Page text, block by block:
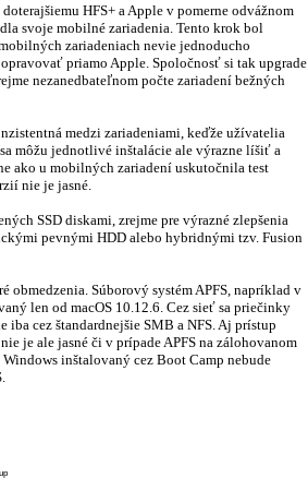
HFS+ a Apple v pomerne odvážnom
svoje mobilné zariadenia. Tento krok bol
zariadeniach nevie jednoducho
priamo Apple. Spoločnosť si tak upgrade
nezanedbateľnom počte zariadení bežných
medzi zariadeniami, keďže užívatelia
môžu jednotlivé inštalácie ale výrazne líšiť a
ako u mobilných zariadení uskutočnila test
nie je jasné.
SSD diskami, zrejme pre výrazné zlepšenia
pevnými HDD alebo hybridnými tzv. Fusion
obmedzenia. Súborový systém APFS, napríklad v
len od macOS 10.12.6. Cez sieť sa priečinky
cez štandardnejšie SMB a NFS. Aj prístup
je ale jasné či v prípade APFS na zálohovanom
inštalovaný cez Boot Camp nebude